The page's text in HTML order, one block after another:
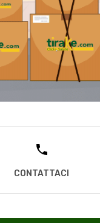
CONTATTACI